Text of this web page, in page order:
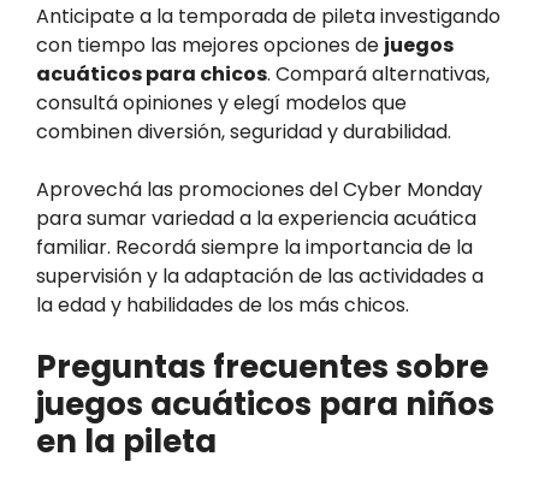
Anticipate a la temporada de pileta investigando
con tiempo las mejores opciones de juegos
acuáticos para chicos. Compará alternativas,
consultá opiniones y elegí modelos que
combinen diversión, seguridad y durabilidad.
Aprovechá las promociones del Cyber Monday
para sumar variedad a la experiencia acuática
familiar. Recordá siempre la importancia de la
supervisión y la adaptación de las actividades a
la edad y habilidades de los más chicos.
Preguntas frecuentes sobre
juegos acuáticos para niños
en la pileta